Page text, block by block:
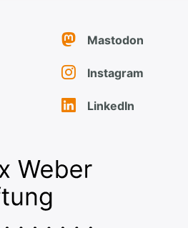
Mastodon
Instagram
LinkedIn